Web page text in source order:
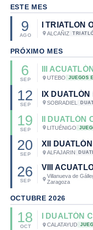
ESTE MES
9
AGO ALCAÑIZ
PRÓXIMO MES
6
SEP UTEBO JUEGOS
12
SEP SOBRADIEL
19
SEP LITUÉNIGO
20
SEP ALFAJARIN
26
SEP
VIII
Villanueva de
Zaragoza
OCTUBRE 2026
18
OCT CALATAYUD